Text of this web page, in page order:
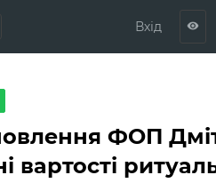
Вхід visibility
ФОП
вартості